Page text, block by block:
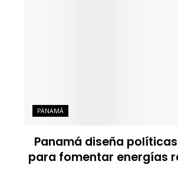
PANAMÁ
Panamá diseña
para fomentar energías